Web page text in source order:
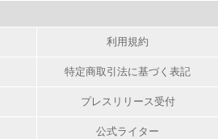
利用規約
特定商取引法に基づく表記
プレスリリース受付
公式ライター